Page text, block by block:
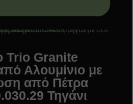
Trio Granite
Αλουμίνιο με
από Πέτρα
Τηγάνι